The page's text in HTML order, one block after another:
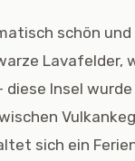
schön
Lavafelder,
diese Insel
sich ein